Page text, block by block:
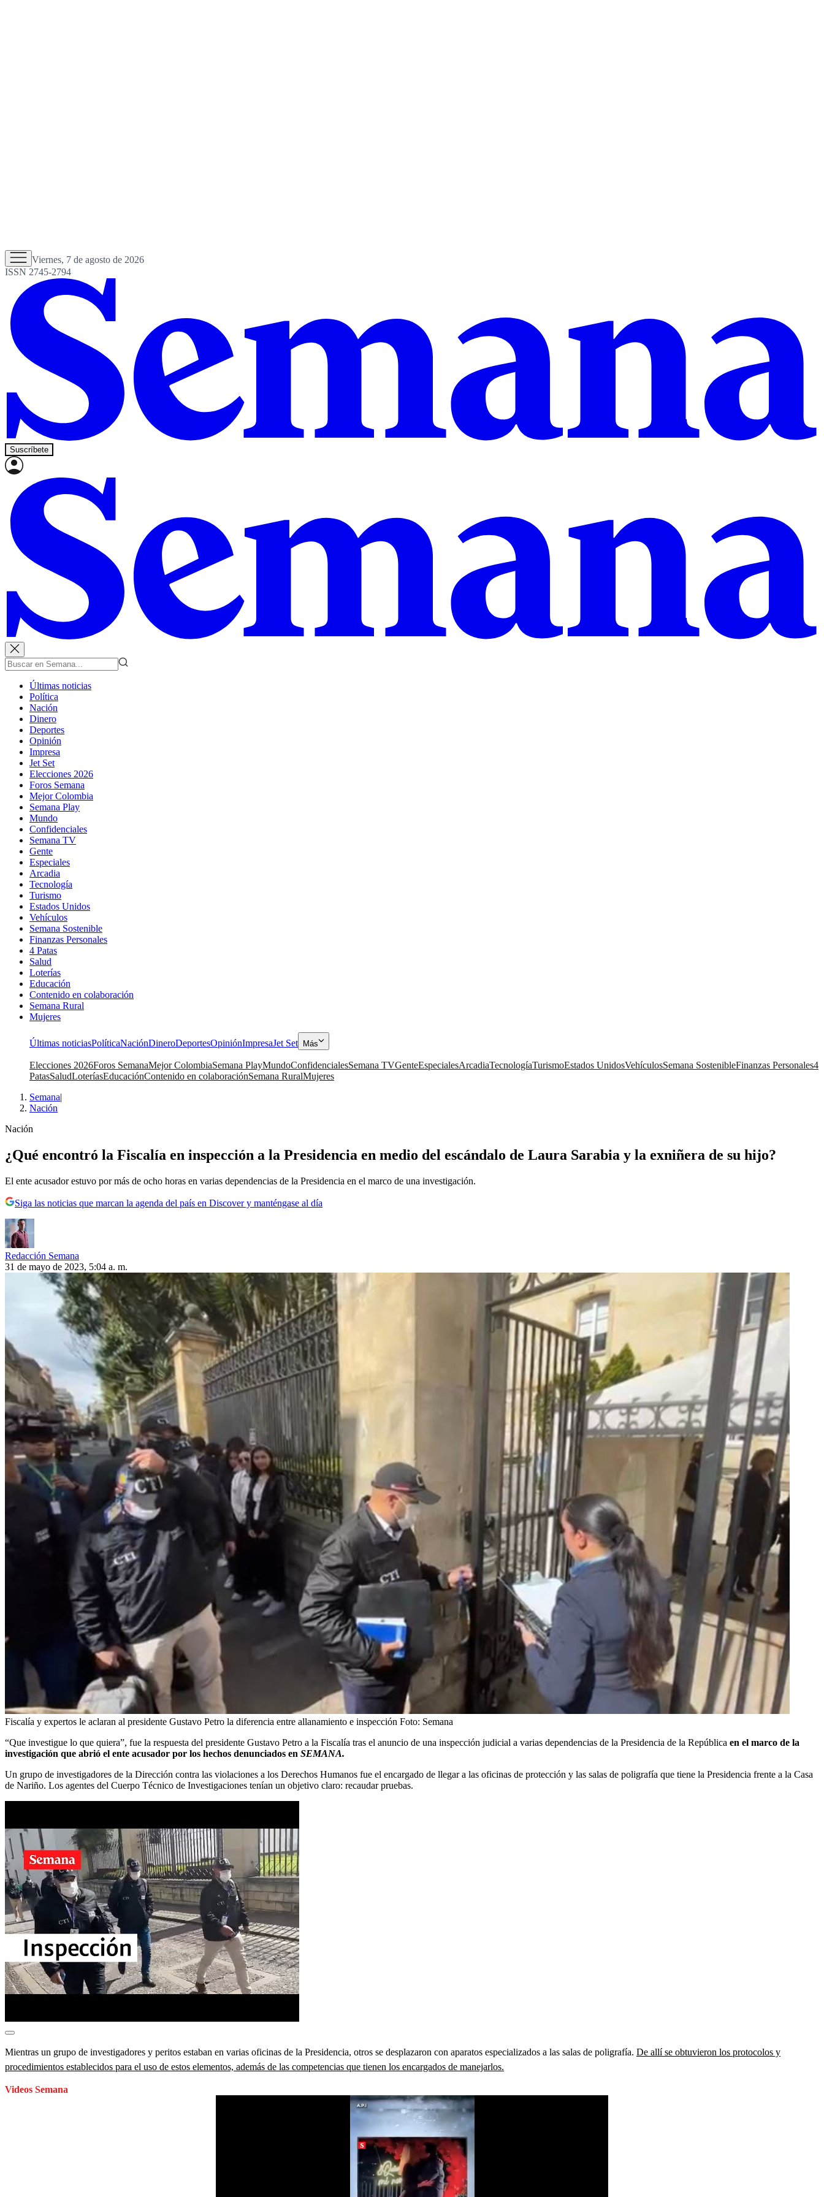
Viernes, 7 de agosto de 2026
ISSN 2745-2794
Suscríbete
Últimas noticias
Política
Nación
Dinero
Deportes
Opinión
Impresa
Jet Set
Elecciones 2026
Foros Semana
Mejor Colombia
Semana Play
Mundo
Confidenciales
Semana TV
Gente
Especiales
Arcadia
Tecnología
Turismo
Estados Unidos
Vehículos
Semana Sostenible
Finanzas Personales
4 Patas
Salud
Loterías
Educación
Contenido en colaboración
Semana Rural
Mujeres
Últimas noticiasPolíticaNaciónDineroDeportesOpiniónImpresaJet Set Más
Elecciones 2026Foros SemanaMejor ColombiaSemana PlayMundoConfidencialesSemana TVGenteEspecialesArcadiaTecnologíaTurismoEstados UnidosVehículosSemana SostenibleFinanzas Personales4
PatasSaludLoteríasEducaciónContenido en colaboraciónSemana RuralMujeres
Semana|
Nación
Nación
¿Qué encontró la Fiscalía en inspección a la Presidencia en medio del escándalo de Laura Sarabia y la exniñera de su hijo?
El ente acusador estuvo por más de ocho horas en varias dependencias de la Presidencia en el marco de una investigación.
Siga las noticias que marcan la agenda del país en Discover y manténgase al día
Redacción Semana
31 de mayo de 2023, 5:04 a. m.
Fiscalía y expertos le aclaran al presidente Gustavo Petro la diferencia entre allanamiento e inspección Foto: Semana
“Que investigue lo que quiera”, fue la respuesta del presidente Gustavo Petro a la Fiscalía tras el anuncio de una inspección judicial a varias dependencias de la Presidencia de la República en el marco de la
investigación que abrió el ente acusador por los hechos denunciados en SEMANA.
Un grupo de investigadores de la Dirección contra las violaciones a los Derechos Humanos fue el encargado de llegar a las oficinas de protección y las salas de poligrafía que tiene la Presidencia frente a la Casa
de Nariño. Los agentes del Cuerpo Técnico de Investigaciones tenían un objetivo claro: recaudar pruebas.
Mientras un grupo de investigadores y peritos estaban en varias oficinas de la Presidencia, otros se desplazaron con aparatos especializados a las salas de poligrafía. De allí se obtuvieron los protocolos y
procedimientos establecidos para el uso de estos elementos, además de las competencias que tienen los encargados de manejarlos.
Videos Semana